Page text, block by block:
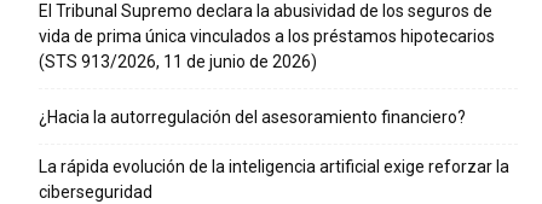
El Tribunal Supremo declara la abusividad de los seguros de
vida de prima única vinculados a los préstamos hipotecarios
(STS 913/2026, 11 de junio de 2026)
¿Hacia la autorregulación del asesoramiento financiero?
La rápida evolución de la inteligencia artificial exige reforzar la
ciberseguridad